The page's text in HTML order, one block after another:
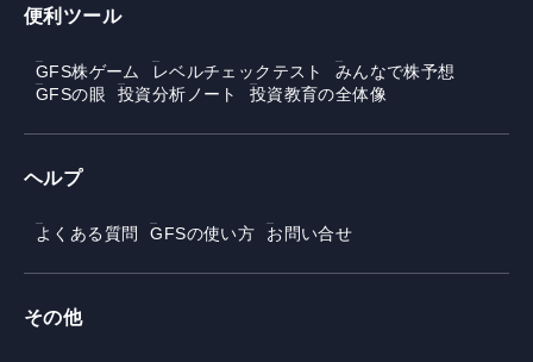
便利ツール
GFS株ゲーム レベルチェックテスト
みんなで株予想
GFSの眼
投資分析ノート 投資教育の全体像
ヘルプ
よくある質問 GFSの使い方 お問い合せ
その他